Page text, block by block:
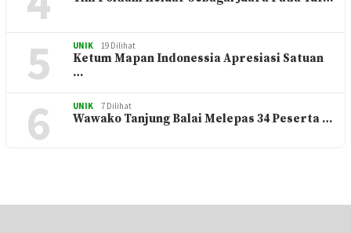
5 UNIK 19 Dilihat
Ketum Mapan Indonessia Apresiasi Satuan
…
6 UNIK 7 Dilihat
Wawako Tanjung Balai Melepas 34 Peserta …